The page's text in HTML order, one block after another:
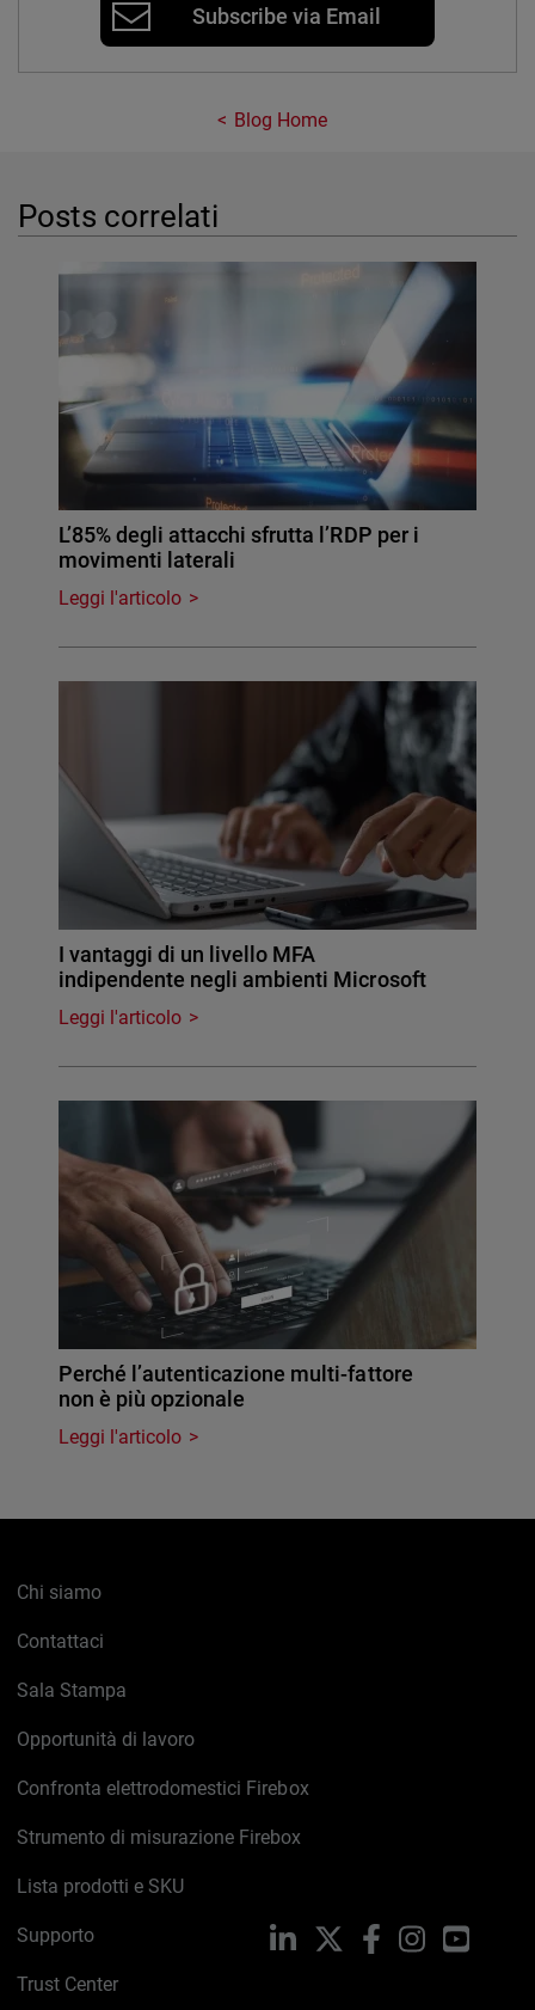
Subscribe via Email
Blog Home
Posts correlati
L’85% degli attacchi sfrutta l’RDP per i
movimenti laterali
Leggi l'articolo
I vantaggi di un livello MFA
indipendente negli ambienti Microsoft
Leggi l'articolo
Perché l’autenticazione multi-fattore
non è più opzionale
Leggi l'articolo
Chi siamo
Contattaci
Sala Stampa
Opportunità di lavoro
Confronta elettrodomestici Firebox
Strumento di misurazione Firebox
Lista prodotti e SKU
Supporto
Trust Center
LinkedIn FacebookInstagram